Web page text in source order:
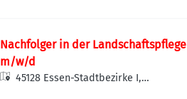
Nachfolger in der Landschaftspflege
m/w/d
45128 Essen-Stadtbezirke I,